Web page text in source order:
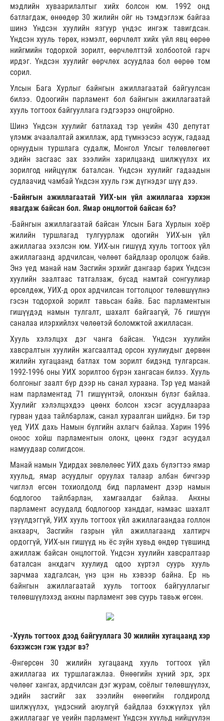
мэдлийн хуваарилалтыг хийх болсон юм. 1992 онд
батлагдаж, өнөөдөр 30 жилийн ойг нь тэмдэглэж байгаа
шинэ Үндсэн хуулийн язгуур үндэс ингэж тавигдсан.
Үндсэн хууль төрөх, нэмэлт, өөрчлөлт хийх үйл явц өөрөө
нийгмийн тодорхой зорилт, өөрчлөлттэй холбоотой гарч
ирдэг. Үндсэн хуулийг өөрчлөх асуудлаа бол өөрөө том
сорил.
Улсын Бага Хурлыг байнгын ажиллагаатай байгуулсан
билээ. Одоогийн парламент бол байнгын ажиллагаатай
хууль тогтоох байгууллага гэдгээрээ онцгойрно.
Шинэ Үндсэн хуулийг батлахад тэр үеийн 430 депутат
үлэмж ачаалалтай ажиллаж, ард түмнээсээ асууж, гадаад
орнуудын туршлага судалж, Монгол Улсыг төлөвлөгөөт
эдийн засгаас зах зээлийн харилцаанд шилжүүлэх их
зорилгод нийцүүлж баталсан. Үндсэн хуулийг гадаадын
судлаачид чамбай Үндсэн хууль гэж дүгнэдэг шүү дээ.
-Байнгын ажиллагаатай УИХ-ын үйл ажиллагаа хэрхэн
явагдаж байсан бол. Ямар онцлогтой байсан бэ?
-Байнгын ажиллагаатай байсан Улсын Бага Хурлын хоёр
жилийн туршлагад тулгуурлаж одогийн УИХ-ын үйл
ажиллагаа эхэлсэн юм. УИХ-ын гишүүд хууль тогтоох үйл
ажиллагаанд ардчилсан, чөлөөт байдлаар оролцож байв.
Энэ үед манай нам Засгийн эрхийг дангаар барих Үндсэн
хуулийн заалтаас татгалзаж, бусад намтай сонгуулиар
өрсөлдөж, УИХ-д орох ардчилсан тогтолцоог төлөвшүүлнэ
гэсэн тодорхой зорилт тавьсан байв. Бас парламентын
гишүүдэд намын тулгалт, шахалт байгаагүй, 76 гишүүн
саналаа илэрхийлэх чөлөөтэй боломжтой ажилласан.
Хууль хэлэлцэх дэг чанга байсан. Үндсэн хуулийн
хавсралтын хуулийн жагсаалтад орсон хуулиудыг дөрвөн
жилийн хугацаанд батлах том зорилт бидэнд тулгарсан.
1992-1996 оны УИХ зорилтоо бүрэн хангасан билээ. Хууль
болгоныг заалт бүр дээр нь санал хураана. Тэр үед манай
нам парламентад 71 гишүүнтэй, олонхын бүлэг байлаа.
Хуулийг хэлэлцэхдээ цөөнх болсон хэсэг асуудлаараа
гурван удаа тайлбарлаж, санал хураалган шийднэ. Би тэр
үед УИХ дахь Намын бүлгийн ахлагч байлаа. Харин 1996
оноос хойш парламентын олонх, цөөнх гэдэг асуудал
намуудаар солигдсон.
Манай намын Удирдах зөвлөлөөс УИХ дахь бүлэгтээ ямар
хуульд, ямар асуудлыг оруулах талаар албан бичгээр
чиглэл өгсөн тохиолдолд бид парламент дээр намын
бодлогоо тайлбарлан, хамгаалдаг байлаа. Анхны
парламент асуудалд бодлогоор ханддаг, намаас шахалт
үзүүлдэггүй, УИХ хууль тогтоох үйл ажиллагаандаа голлон
анхаарч, Засгийн газрын үйл ажиллагаанд халтирч
ордоггүй, УИХ-ын гишүүд нь ёс зүйн хувьд өндөр түвшинд
ажиллаж байсан онцлогтой. Үндсэн хуулийн хавсралтаар
баталсан анхдагч хуулиуд одоо хүртэл суурь хууль
зарчмаа хадгалсан, үнэ цэн нь хэвээр байна. Ер нь
байнгын ажиллагаатай хууль тогтоох байгууллагыг
төлөвшүүлэхэд анхны парламент зөв суурь тавьж өгсөн.
-Хууль тогтоох дээд байгууллага 30 жилийн хугацаанд хэр
бэхэжсэн гэж үздэг вэ?
-Өнгөрсөн 30 жилийн хугацаанд хууль тогтоох үйл
ажиллагаа их туршлагажлаа. Өнөөгийн хүний эрх, эрх
чөлөөг хангах, ардчилсан дэг журам, соёлыг төлөвшүүлэх,
эдийн засгийг зах зээлийн өнөөгийн голдиролд
шилжүүлэх, үндэсний аюулгүй байдлаа бэхжүүлэх үйл
ажиллагааг үе үеийн парламент Үндсэн хуульд нийцүүлэн